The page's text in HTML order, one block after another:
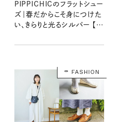
PIPPICHICのフラットシュー
ズ｜春だからこそ身につけた
い、きらりと光るシルバー 【大
FASHION